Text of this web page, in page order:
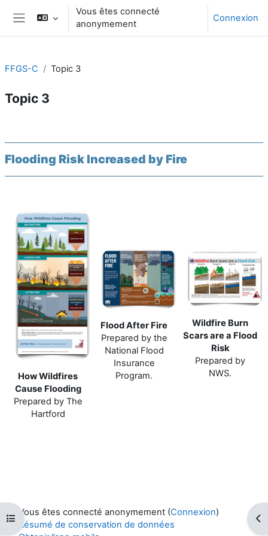
Passer au contenu principal
Panneau latéral
Vous êtes connecté
anonymement
Connexion
Ouvrir l’index du cours
FFGS-C Topic 3
Topic 3
Flooding Risk Increased by Fire
How Wildfires
Cause Flooding
Prepared by The
Hartford
Flood After Fire
Prepared by the
National Flood
Insurance
Program.
Wildfire Burn
Scars are a Flood
Risk
Prepared by
NWS.
Vous êtes connecté anonymement (Connexion)
Résumé de conservation de données